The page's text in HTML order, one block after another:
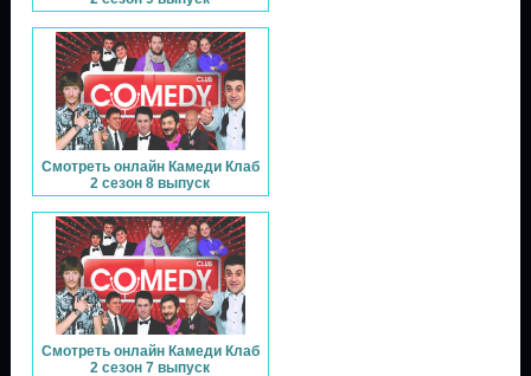
Смотреть онлайн Камеди Клаб
2 сезон 8 выпуск
Смотреть онлайн Камеди Клаб
2 сезон 7 выпуск